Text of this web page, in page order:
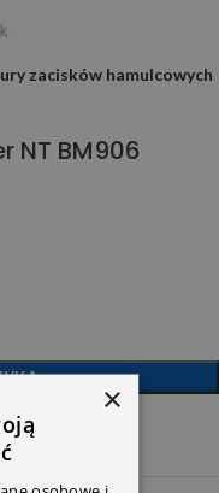
zacisków hamulcowych
NT BM906
×